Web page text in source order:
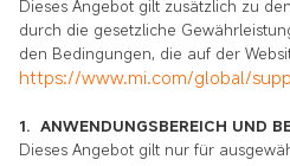
Dieses Angebot gilt zusätzlich zu
durch die gesetzliche
den Bedingungen, die auf der
https://www.mi.com/global/
1. ANWENDUNGSBEREICH UND
Dieses Angebot gilt nur für